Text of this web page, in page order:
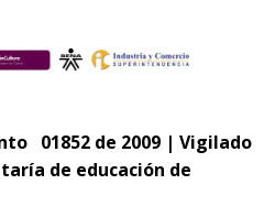
01852 de 2009 | Vigilado
de educación de